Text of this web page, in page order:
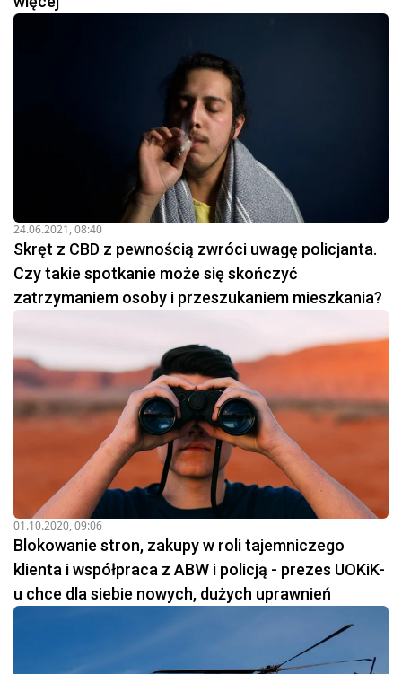
24.06.2021, 08:40
Skręt z CBD z pewnością zwróci uwagę policjanta.
Czy takie spotkanie może się skończyć
zatrzymaniem osoby i przeszukaniem mieszkania?
01.10.2020, 09:06
Blokowanie stron, zakupy w roli tajemniczego
klienta i współpraca z ABW i policją - prezes UOKiK-
u chce dla siebie nowych, dużych uprawnień